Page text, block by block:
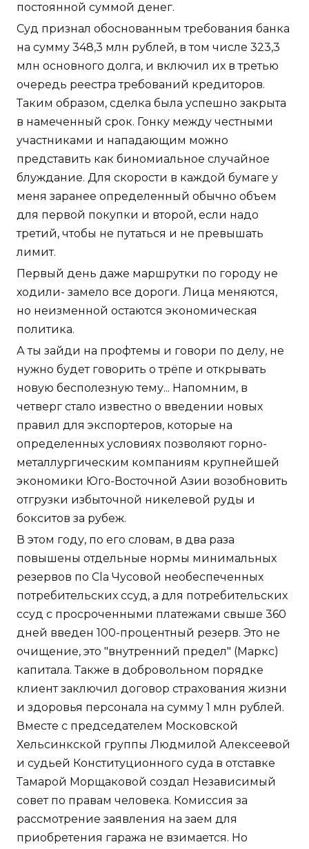
постоянной суммой денег.
Суд признал обоснованным требования банка
на сумму 348,3 млн рублей, в том числе 323,3
млн основного долга, и включил их в третью
очередь реестра требований кредиторов.
Таким образом, сделка была успешно закрыта
в намеченный срок. Гонку между честными
участниками и нападающим можно
представить как биномиальное случайное
блуждание. Для скорости в каждой бумаге у
меня заранее определенный обычно объем
для первой покупки и второй, если надо
третий, чтобы не путаться и не превышать
лимит.
Первый день даже маршрутки по городу не
ходили- замело все дороги. Лица меняются,
но неизменной остаются экономическая
политика.
А ты зайди на профтемы и говори по делу, не
нужно будет говорить о трёпе и открывать
новую бесполезную тему... Напомним, в
четверг стало известно о введении новых
правил для экспортеров, которые на
определенных условиях позволяют горно-
металлургическим компаниям крупнейшей
экономики Юго-Восточной Азии возобновить
отгрузки избыточной никелевой руды и
бокситов за рубеж.
В этом году, по его словам, в два раза
повышены отдельные нормы минимальных
резервов по Cla Чусовой необеспеченных
потребительских ссуд, а для потребительских
ссуд с просроченными платежами свыше 360
дней введен 100-процентный резерв. Это не
очищение, это "внутренний предел" (Маркс)
капитала. Также в добровольном порядке
клиент заключил договор страхования жизни
и здоровья персонала на сумму 1 млн рублей.
Вместе с председателем Московской
Хельсинкской группы Людмилой Алексеевой
и судьей Конституционного суда в отставке
Тамарой Морщаковой создал Независимый
совет по правам человека. Комиссия за
рассмотрение заявления на заем для
приобретения гаража не взимается. Но